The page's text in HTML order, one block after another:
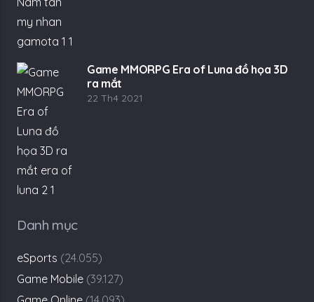
Game MMORPG Era of Luna đồ họa 3D
ra mắt
22 Th4 2021
Danh mục
eSports (24.055)
Game Mobile (39.127)